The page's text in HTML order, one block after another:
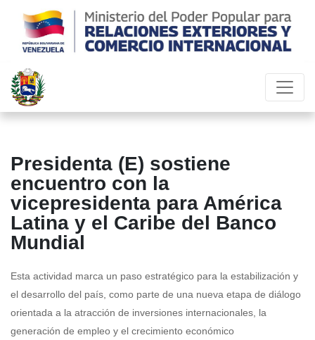
Presidenta (E) sostiene
encuentro con la
vicepresidenta para América
Latina y el Caribe del Banco
Mundial
Esta actividad marca un paso estratégico para la estabilización y
el desarrollo del país, como parte de una nueva etapa de diálogo
orientada a la atracción de inversiones internacionales, la
generación de empleo y el crecimiento económico